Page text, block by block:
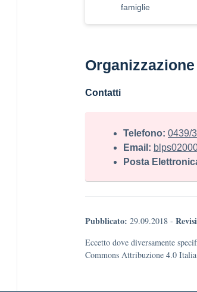
famiglie
Contatti
Telefono: 0439/
Email:
Posta
Pubblicato: 29.09.2018 -
Eccetto dove diversamente
Commons Attribuzione 4.0